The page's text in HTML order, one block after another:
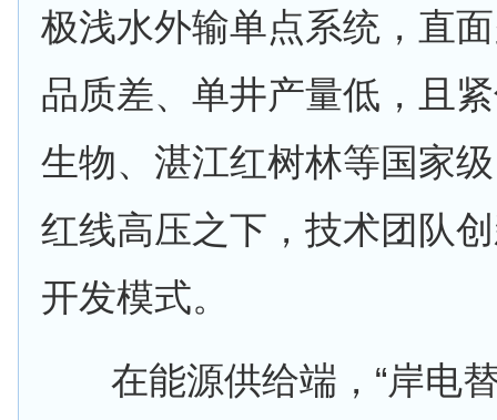
极浅水外输单点系统，直
品质差、单井产量低，且
生物、湛江红树林等国家
红线高压之下，技术团队
开发模式。
在能源供给端，“岸电替